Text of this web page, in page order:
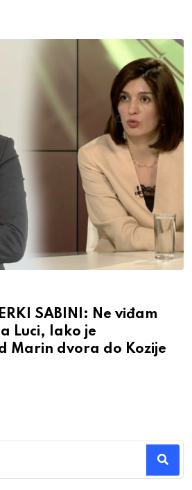
SABINI: Ne viđam
Luci, lako je
Marin dvora do Kozije
for results.